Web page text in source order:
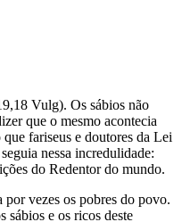
Vulg). Os sábios não
que o mesmo acontecia
fariseus e doutores da Lei
nessa incredulidade:
do Redentor do mundo.
vezes os pobres do povo.
e os ricos deste